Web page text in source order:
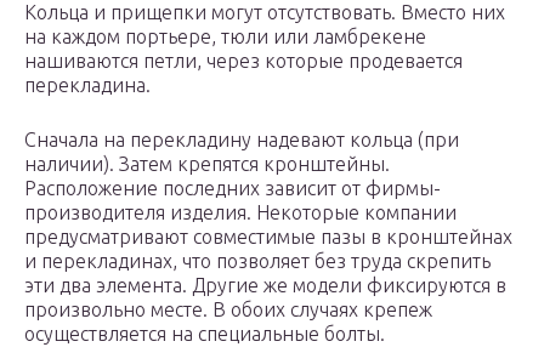
Кольца и прищепки могут отсутствовать. Вместо них
на каждом портьере, тюли или ламбрекене
нашиваются петли, через которые продевается
перекладина.
Сначала на перекладину надевают кольца (при
наличии). Затем крепятся кронштейны.
Расположение последних зависит от фирмы-
производителя изделия. Некоторые компании
предусматривают совместимые пазы в кронштейнах
и перекладинах, что позволяет без труда скрепить
эти два элемента. Другие же модели фиксируются в
произвольно месте. В обоих случаях крепеж
осуществляется на специальные болты.